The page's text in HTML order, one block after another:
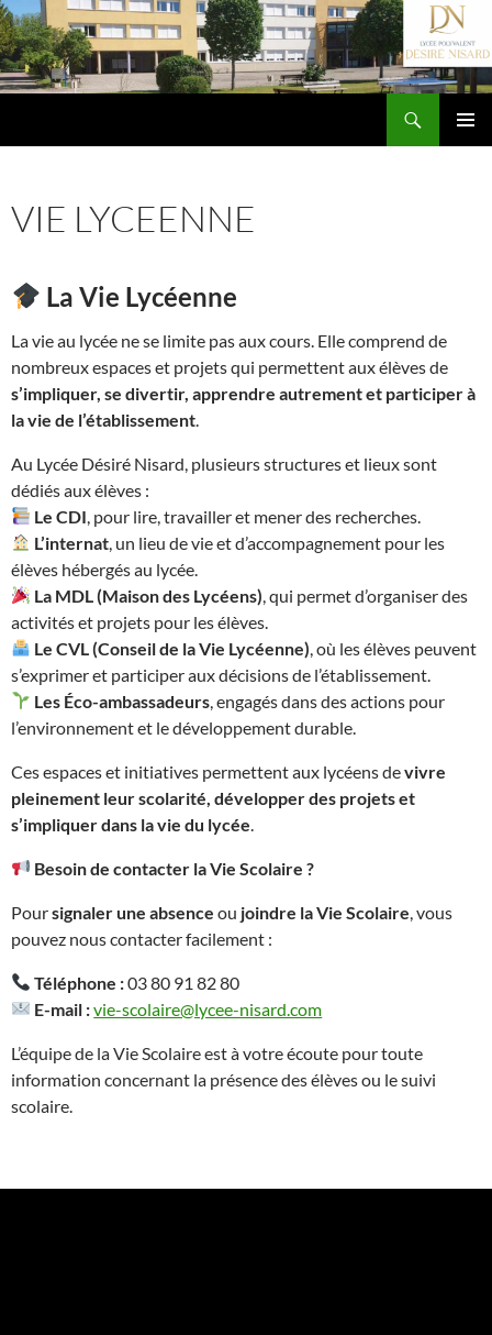
Aller
au
contenu
VIE LYCEENNE
La Vie Lycéenne
La vie au lycée ne se limite pas aux cours. Elle comprend de
nombreux espaces et projets qui permettent aux élèves de
s’impliquer, se divertir, apprendre autrement et participer à
la vie de l’établissement
Au Lycée Désiré Nisard, plusieurs structures et lieux sont
dédiés aux élèves :
Le CDI , pour lire, travailler et mener des recherches.
L’internat , un lieu de vie et d’accompagnement pour les
élèves hébergés au lycée.
La MDL (Maison des Lycéens) , qui permet d’organiser des
activités et projets pour les élèves.
Le CVL (Conseil de la Vie Lycéenne) , où les élèves peuvent
s’exprimer et participer aux décisions de l’établissement.
Les Éco-ambassadeurs , engagés dans des actions pour
l’environnement et le développement durable.
Ces espaces et initiatives permettent aux lycéens devivre
pleinement leur scolarité, développer des projets et
s’impliquer dans la vie du lycée
Besoin de contacter la Vie Scolaire ?
Poursignaler une absence ou joindre la Vie Scolaire , vous
pouvez nous contacter facilement :
Téléphone :03 80 91 82 80
E-mail :vie-scolaire@lycee-nisard.com
L’équipe de la Vie Scolaire est à votre écoute pour toute
information concernant la présence des élèves ou le suivi
scolaire.